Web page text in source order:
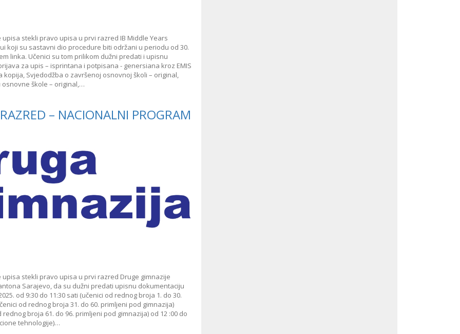
stekli pravo upisa u prvi razred IB Middle Years
koji su sastavni dio procedure biti održani u periodu od 30.
linka. Učenici su tom prilikom dužni predati i upisnu
za upis – isprintana i potpisana - genersiana kroz EMIS
Svjedodžba o završenoj osnovnoj školi – original,
osnovne škole – original,…
– NACIONALNI PROGRAM
stekli pravo upisa u prvi razred Druge gimnazije
Sarajevo, da su dužni predati upisnu dokumentaciju
od 9:30 do 11:30 sati (učenici od rednog broja 1. do 30.
od rednog broja 31. do 60. primljeni pod gimnazija)
rednog broja 61. do 96. primljeni pod gimnazija) od 12 :00 do
tehnologije)…